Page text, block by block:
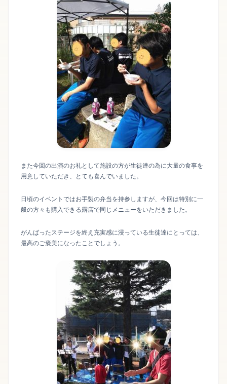
また今回の出演のお礼として施設の方が生徒達の為に大量の食事を
用意していただき、とても喜んでいました。
日頃のイベントではお手製の弁当を持参しますが、今回は特別に一
般の方々も購入できる露店で同じメニューをいただきました。
がんばったステージを終え充実感に浸っている生徒達にとっては、
最高のご褒美になったことでしょう。